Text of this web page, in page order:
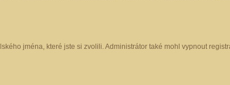
jména, které jste si zvolili. Administrátor také mohl vypnout